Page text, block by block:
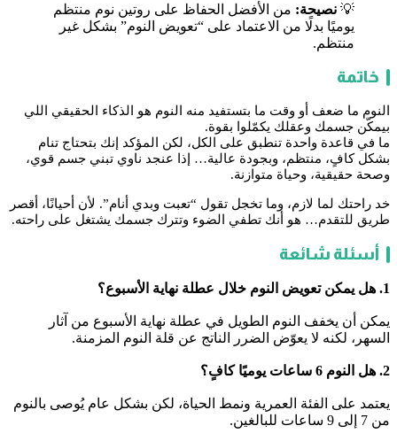
💡 نصيحة: من الأفضل الحفاظ على روتين نوم منتظم
يوميًا بدلًا من الاعتماد على “تعويض النوم” بشكل غير
منتظم.
خاتمة
النوم ما ضعف أو وقت ما بتستفيد منه النوم هو الذكاء الحقيقي اللي
بيمكّن جسمك وعقلك يكمّلوا بقوة.
ما في قاعدة واحدة تنطبق على الكل، لكن المؤكد إنك بتحتاج تنام
بشكل كافٍ، منتظم، وبجودة عالية… إذا عنجد ناوي تبني جسم قوي،
وصحة حقيقية، وحياة متوازنة.
خد راحتك لما لازم، وما تخجل تقول “تعبت وبدي أنام”. لأن أحيانًا، أقصر
طريق للتقدم… هو أنك تطفي الضوء وتترك جسمك يشتغل على راحته.
أسئلة شائعة
1. هل يمكن تعويض النوم خلال عطلة نهاية الأسبوع؟
يمكن أن يخفف النوم الطويل في عطلة نهاية الأسبوع من آثار
السهر، لكنه لا يعوّض الضرر الناتج عن قلة النوم المزمنة.
2. هل النوم 6 ساعات يوميًا كافٍ؟
يعتمد على الفئة العمرية ونمط الحياة، لكن بشكل عام يُوصى بالنوم
من 7 إلى 9 ساعات للبالغين.